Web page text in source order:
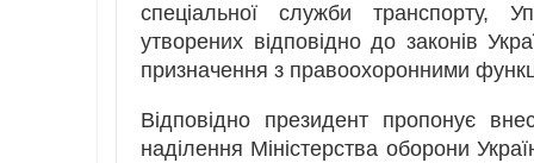
спеціальної служби транспорту,
утворених відповідно до законів
призначення з правоохоронними
Відповідно президент пропонує
наділення Міністерства оборони